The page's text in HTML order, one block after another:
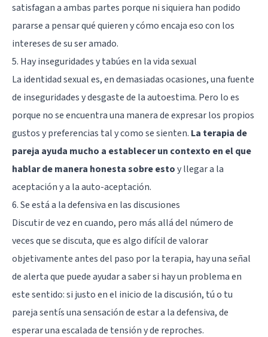
satisfagan a ambas partes porque ni siquiera han podido
pararse a pensar qué quieren y cómo encaja eso con los
intereses de su ser amado.
5. Hay inseguridades y tabúes en la vida sexual
La identidad sexual es, en demasiadas ocasiones, una fuente
de inseguridades y desgaste de la autoestima. Pero lo es
porque no se encuentra una manera de expresar los propios
gustos y preferencias tal y como se sienten. La terapia de
pareja ayuda mucho a establecer un contexto en el que
hablar de manera honesta sobre estoy llegar a la
aceptación y a la auto-aceptación.
6. Se está a la defensiva en las discusiones
Discutir de vez en cuando, pero más allá del número de
veces que se discuta, que es algo difícil de valorar
objetivamente antes del paso por la terapia, hay una señal
de alerta que puede ayudar a saber si hay un problema en
este sentido: si justo en el inicio de la discusión, tú o tu
pareja sentís una sensación de estar a la defensiva, de
esperar una escalada de tensión y de reproches.